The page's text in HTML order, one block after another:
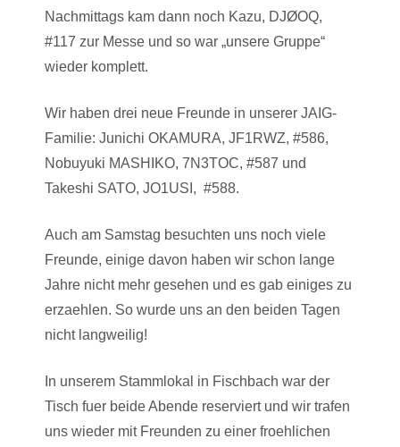
Nachmittags kam dann noch Kazu, DJØOQ,
#117 zur Messe und so war „unsere Gruppe“
wieder komplett.
Wir haben drei neue Freunde in unserer JAIG-
Familie: Junichi OKAMURA, JF1RWZ, #586,
Nobuyuki MASHIKO, 7N3TOC, #587 und
Takeshi SATO, JO1USI, #588.
Auch am Samstag besuchten uns noch viele
Freunde, einige davon haben wir schon lange
Jahre nicht mehr gesehen und es gab einiges zu
erzaehlen. So wurde uns an den beiden Tagen
nicht langweilig!
In unserem Stammlokal in Fischbach war der
Tisch fuer beide Abende reserviert und wir trafen
uns wieder mit Freunden zu einer froehlichen